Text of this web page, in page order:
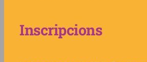
Inscripcions